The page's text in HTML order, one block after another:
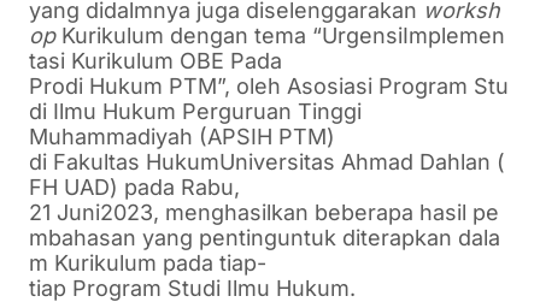
yang didalmnya juga diselenggarakan worksh
op Kurikulum dengan tema “UrgensiImplemen
tasi Kurikulum OBE Pada
Prodi Hukum PTM”, oleh Asosiasi Program Stu
di Ilmu Hukum Perguruan Tinggi
Muhammadiyah (APSIH PTM)
di Fakultas HukumUniversitas Ahmad Dahlan (
FH UAD) pada Rabu,
21 Juni2023, menghasilkan beberapa hasil pe
mbahasan yang pentinguntuk diterapkan dala
m Kurikulum pada tiap-
tiap Program Studi Ilmu Hukum.